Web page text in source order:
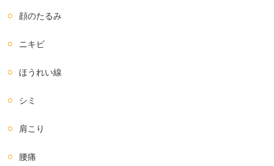
顔のたるみ
ニキビ
ほうれい線
シミ
肩こり
腰痛